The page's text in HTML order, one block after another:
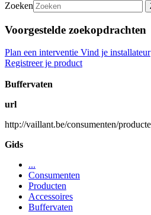
Zoeken
Voorgestelde zoekopdrachten
Plan een interventie Vind je installateur
Registreer je product
Buffervaten
url
http://vaillant.be/consumenten/
Gids
...
Consumenten
Producten
Accessoires
Buffervaten